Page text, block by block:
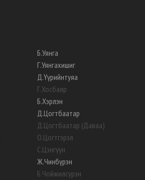
Б.Уянга
Г.Уянгахишиг
Д.Үүрийнтуяа
Г.Хосбаяр
Б.Хэрлэн
Д.Цогтбаатар
Д.Цогтбаатар (Даваа)
О.Цогтгэрэл
С.Цэнгүүн
Ж.Чинбүрэн
Б.Чойжилсүрэн